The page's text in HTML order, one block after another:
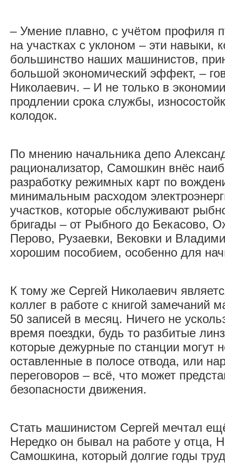
– Умение плавно, с учётом профиля
на участках с уклоном – эти навыки,
большинство наших машинистов,
большой экономический эффект, –
Николаевич. – И не только в
продлении срока службы,
колодок.
По мнению начальника депо
рационализатор, Самошкин внёс
разработку режимных карт по
минимальным расходом
участков, которые обслуживают
бригады – от Рыбного до Бекасово,
Перово, Рузаевки, Вековки и
хорошим пособием, особенно для
К тому же Сергей Николаевич
коллег в работе с книгой замечаний
50 записей в месяц. Ничего не
время поездки, будь то разбитые
которые дежурные по станции могут
оставленные в полосе отвода, или
переговоров – всё, что может
безопасности движения.
Стать машинистом Сергей мечтал
Нередко он бывал на работе у отца,
Самошкина, который долгие годы